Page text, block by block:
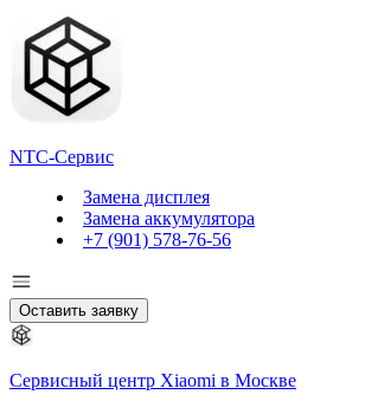
NTC-Сервис
Замена дисплея
Замена аккумулятора
+7 (901) 578-76-56
Оставить заявку
Сервисный центр Xiaomi в Москве